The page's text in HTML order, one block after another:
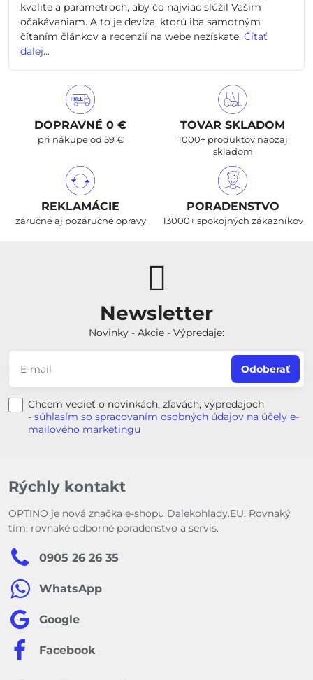
kvalite a parametroch, aby čo najviac slúžil Vašim
očakávaniam. A to je devíza, ktorú iba samotným
čítaním článkov a recenzií na webe nezískate. Čítať
ďalej...
DOPRAVNÉ 0 €
pri nákupe od 59 €
TOVAR SKLADOM
1000+ produktov naozaj
skladom
REKLAMÁCIE
záručné aj pozáručné opravy
PORADENSTVO
13000+ spokojných zákazníkov
Newsletter
Novinky - Akcie - Výpredaje:
Odoberať
Chcem vedieť o novinkách, zľavách, výpredajoch
- súhlasím so spracovaním osobných údajov na účely e-
mailového marketingu
Rýchly kontakt
OPTINO je nová značka e-shopu Dalekohlady.EU. Rovnaký
tím, rovnaké odborné poradenstvo a servis.
0905 26 26 35
WhatsApp
Google
Facebook